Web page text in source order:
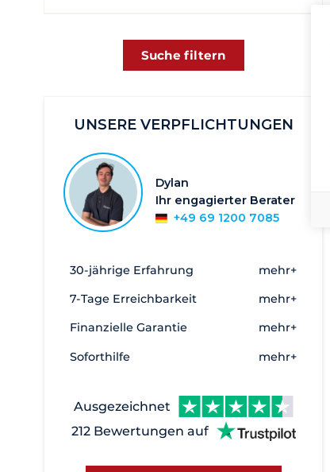
Northen Italy - Liguria
Süd West Italien
Südliche Adria
Südsardinien
Toskana und Elba
Ägadische Inseln
Alghero
Anzio
Argentario
Bari
Cagliari
47
Cala de Medici
45
Suche filtern
UNSERE VERPFLICHTUNGEN
Dylan
Ihr engagierter Berater
+49 69 1200 7085
30-jährige Erfahrung mehr+
7-Tage Erreichbarkeit mehr+
Finanzielle Garantie mehr+
Soforthilfe mehr+
Ausgezeichnet
212 Bewertungen auf